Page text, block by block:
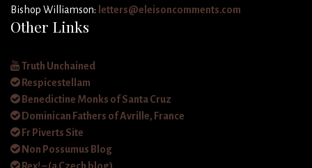
Bishop Williamson: letters@eleisoncomments.com
Other Links
Truth Unchained
Respicestellam
Benedictine Monks of Santa Cruz
Dominican Fathers of Avrille, France
Fr Piverts Site
Non Possumus Blog
Rex! – (a Czech blog)